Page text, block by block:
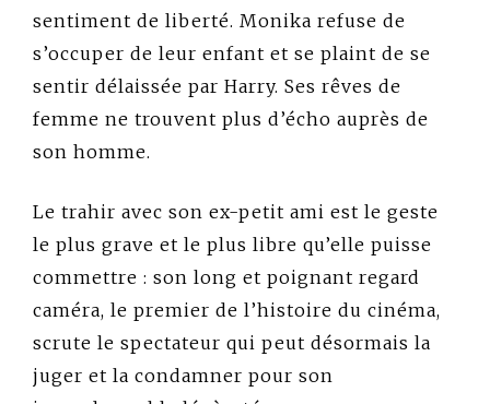
sentiment de liberté. Monika refuse de
s’occuper de leur enfant et se plaint de se
sentir délaissée par Harry. Ses rêves de
femme ne trouvent plus d’écho auprès de
son homme.
Le trahir avec son ex-petit ami est le geste
le plus grave et le plus libre qu’elle puisse
commettre : son long et poignant regard
caméra, le premier de l’histoire du cinéma,
scrute le spectateur qui peut désormais la
juger et la condamner pour son